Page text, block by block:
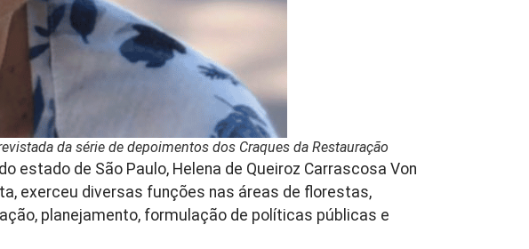
da série de depoimentos dos Craques da Restauração
estado de São Paulo, Helena de Queiroz Carrascosa Von
exerceu diversas funções nas áreas de florestas,
planejamento, formulação de políticas públicas e